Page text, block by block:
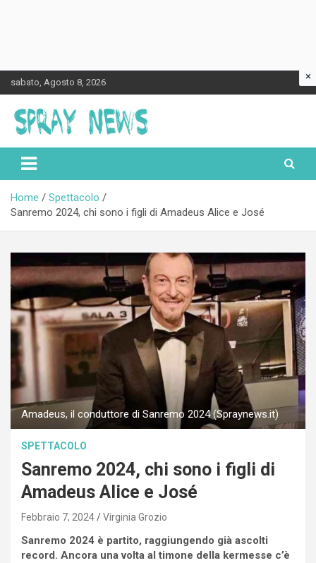
to
content
sabato, Agosto 8, 2026
Spraynews.it
Home
Spettacolo
Sanremo 2024, chi sono i figli di Amadeus Alice e José
Amadeus, il conduttore di Sanremo 2024 (Spraynews.it)
SPETTACOLO
Sanremo 2024, chi sono i figli di
Amadeus Alice e José
Febbraio 7, 2024 Virginia Grozio
Sanremo 2024 è partito, raggiungendo già ascolti
record. Ancora una volta al timone della kermesse c’è
×